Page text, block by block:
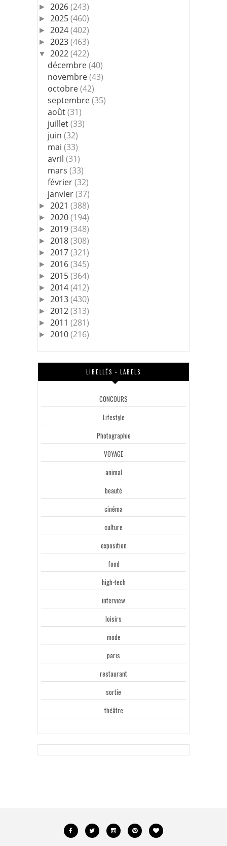
► 2026(243)
► 2025(460)
► 2024(402)
► 2023(463)
▼ 2022(422)
décembre(40)
novembre(43)
octobre(42)
septembre(35)
août(31)
juillet(33)
juin(32)
mai(33)
avril(31)
mars(33)
février(32)
janvier(37)
► 2021 (388)
► 2020(194)
► 2019(348)
► 2018(308)
► 2017(321)
► 2016(345)
► 2015(364)
► 2014(412)
► 2013(430)
► 2012(313)
► 2011 (281)
► 2010(216)
LIBELLÉS - LABELS
CONCOURS
Lifestyle
Photographie
VOYAGE
animal
beauté
cinéma
culture
exposition
food
high-tech
interview
loisirs
mode
paris
restaurant
sortie
théâtre